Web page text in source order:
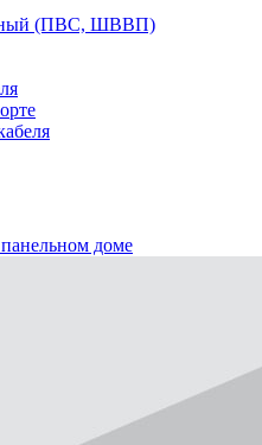
(ПВС, ШВВП)
доме